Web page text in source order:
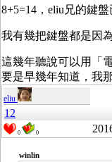
8+5=14，eliu兄的鍵
我有幾把鍵盤都是因
這幾年聽說可以用「
要是早幾年知道，我
eliu
12
0 0
winlin